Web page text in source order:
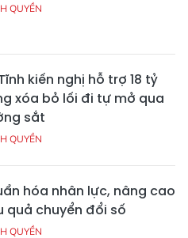
QUYỀN
kiến nghị hỗ trợ 18 tỷ
xóa bỏ lối đi tự mở qua
sắt
QUYỀN
hóa nhân lực, nâng cao
quả chuyển đổi số
QUYỀN